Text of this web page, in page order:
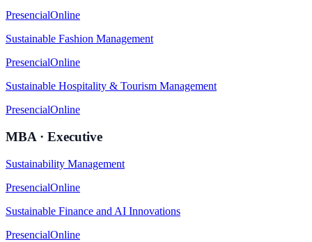
PresencialOnline
Sustainable Fashion Management
PresencialOnline
Sustainable Hospitality & Tourism Management
PresencialOnline
MBA · Executive
Sustainability Management
PresencialOnline
Sustainable Finance and AI Innovations
PresencialOnline